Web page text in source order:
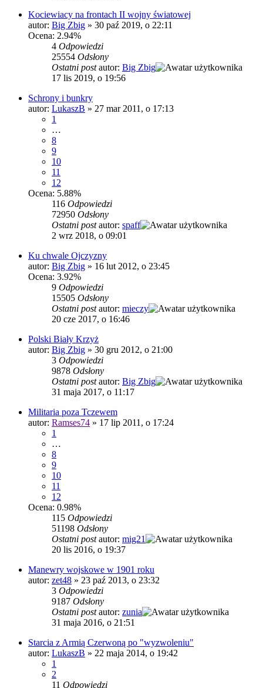
Kociewiacy na frontach II wojny światowej
autor: Big Zbig » 30 paź 2019, o 22:11
Ocena: 2.94%
4 Odpowiedzi
25554 Odsłony
Ostatni postautor: Big Zbig
17 lis 2019, o 19:56
Schrony i bunkry
autor: LukaszB » 27 mar 2011, o 17:13
1
…
8
9
10
11
12
Ocena: 5.88%
116 Odpowiedzi
72950 Odsłony
Ostatni postautor: spaff
2 wrz 2018, o 09:01
Ku chwale Ojczyzny
autor: Big Zbig » 16 lut 2012, o 23:45
Ocena: 3.92%
9 Odpowiedzi
15505 Odsłony
Ostatni postautor: mieczy
20 cze 2017, o 16:46
Polski Biały Krzyż
autor: Big Zbig » 30 gru 2012, o 21:00
3 Odpowiedzi
9878 Odsłony
Ostatni postautor: Big Zbig
31 maja 2017, o 11:17
Militaria poza Tczewem
autor: Ramses74 » 17 lip 2011, o 17:24
1
…
8
9
10
11
12
Ocena: 0.98%
115 Odpowiedzi
51198 Odsłony
Ostatni postautor: mig21
20 lis 2016, o 19:37
Manewry wojskowe w 1901 roku
autor: zet48 » 23 paź 2013, o 23:32
3 Odpowiedzi
9187 Odsłony
Ostatni postautor: zunia
31 maja 2016, o 21:51
Starcia z Armią Czerwoną po "wyzwoleniu"
autor: LukaszB » 22 maja 2014, o 19:42
1
2
11 Odpowiedzi